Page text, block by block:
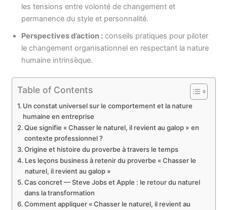
les tensions entre volonté de changement et
permanence du style et personnalité.
Perspectives d’action : conseils pratiques pour piloter
le changement organisationnel en respectant la nature
humaine intrinsèque.
Table of Contents
Un constat universel sur le comportement et la nature
humaine en entreprise
Que signifie « Chasser le naturel, il revient au galop » en
contexte professionnel ?
Origine et histoire du proverbe à travers le temps
Les leçons business à retenir du proverbe « Chasser le
naturel, il revient au galop »
Cas concret — Steve Jobs et Apple : le retour du naturel
dans la transformation
Comment appliquer « Chasser le naturel, il revient au